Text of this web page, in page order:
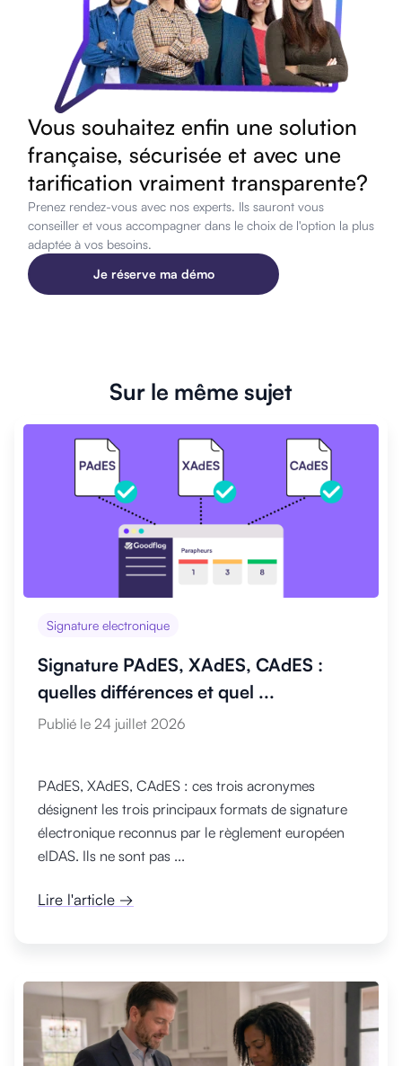
Vous souhaitez enfin une solution
française, sécurisée et avec une
tarification vraiment transparente?
Prenez rendez-vous avec nos experts. Ils sauront vous
conseiller et vous accompagner dans le choix de l'option la plus
adaptée à vos besoins.
Je réserve ma démo
Sur le même sujet
Signature electronique
Signature PAdES, XAdES, CAdES :
quelles différences et quel ...
Publié le 24 juillet 2026
PAdES, XAdES, CAdES : ces trois acronymes
désignent les trois principaux formats de signature
électronique reconnus par le règlement européen
eIDAS. Ils ne sont pas ...
Lire l'article →